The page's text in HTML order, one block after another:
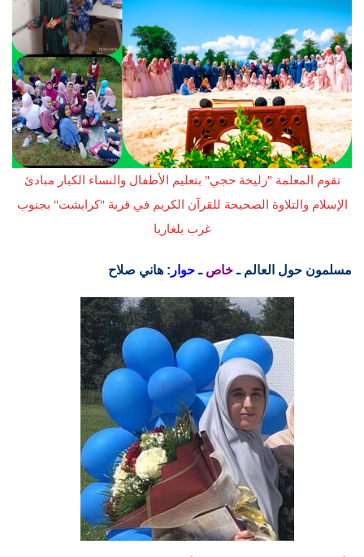
تقوم المعلمة "زليخة حجي" بتعليم الأطفال والنساء الكبار مبادئ
الإسلام والتلاوة الصحيحة للقرآن الكريم في قرية "كرايشت" بجنوب
غرب بلغاريا
مسلمون حول العالم ـخاص ـحوار : هاني صلاح